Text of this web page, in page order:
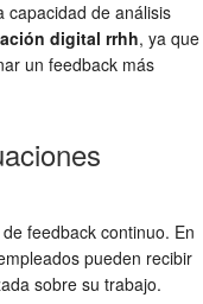
capacidad de análisis
digital rrhh, ya que
un feedback más
feedback continuo. En
pueden recibir
sobre su trabajo.